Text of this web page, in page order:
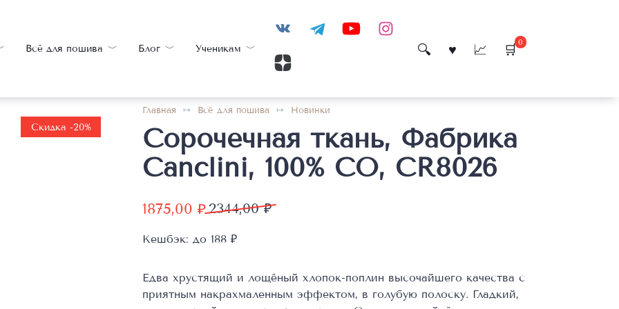
Всё для пошива Блог Ученикам
0
Скидка -20%
Главная Всё для пошива Новинки
Сорочечная ткань, Фабрика
Canclini, 100% CO, CR8026
2344,00₽
Первоначальная
2344,00 ₽.
1875,00 ₽
Текущая
Кешбэк: до 188 ₽
Едва хрустящий и лощёный хлопок-поплин высочайшего качества с
приятным накрахмаленным эффектом, в голубую полоску. Гладкий,